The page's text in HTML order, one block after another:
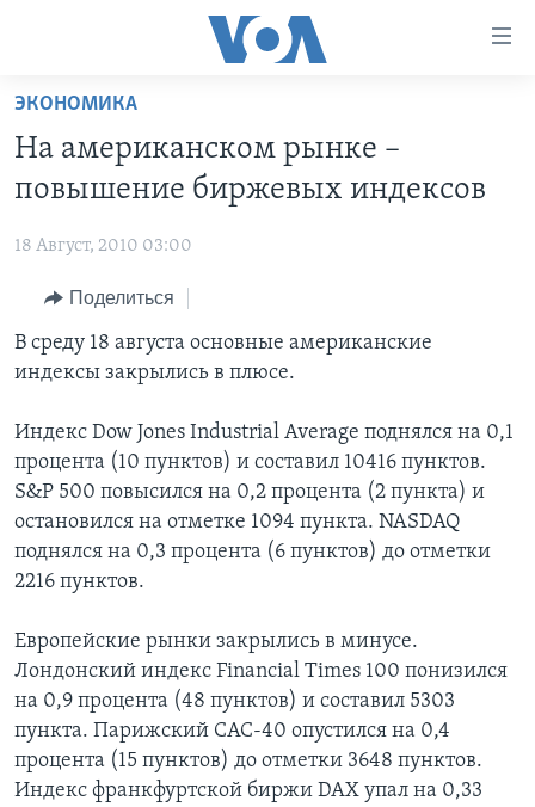
Перейти
основной
контент
навигации
Перейти
ПРОГРАММЫ
НОВОСТИ ЗА МИНУТУ
ИТОГИ
ПОЧЕМУ ЭТО ВАЖНО?
ДИСКУССИЯ VOA
ДЕТАЛИ
НЬЮ-ЙОРК NEW YORK
АМЕРИКА. БОЛЬШОЕ ПУТЕШЕСТВИЕ
УЧИМ АНГЛИЙСКИЙ
НАША АМЕРИКАНСКАЯ ИСТОРИЯ
А КАК В АМЕРИКЕ?
АРТЕФАКТЫ
АМЕРИКАНСКИЕ ГОРОДКИ
ТЕСТЫ
ЭКСПЕРТИЗА
ИНТЕРВЬЮ
ФАКТЫ ПРОТИВ ФЕЙКОВ
ЗА СВОБОДУ ПРЕССЫ
УЧИМ АНГЛИЙСКИЙ
ВИДЕО
ПОДПИСКА НА НОВОСТИ
Learning English
СОЦИАЛЬНЫЕ СЕТИ
Языки
ЭКОНОМИКА
На американском рынке –
повышение биржевых индексов
18 Август, 2010 03:00
Поделиться
В среду 18 августа основные американские
индексы закрылись в плюсе.
Индекс Dow Jones Industrial Average поднялся на 0,1
процента (10 пунктов) и составил 10416 пунктов.
S&P 500 повысился на 0,2 процента (2 пункта) и
остановился на отметке 1094 пункта. NASDAQ
поднялся на 0,3 процента (6 пунктов) до отметки
2216 пунктов.
Европейские рынки закрылись в минусе.
Лондонский индекс Financial Times 100 понизился
на 0,9 процента (48 пунктов) и составил 5303
пункта. Парижский CAC-40 опустился на 0,4
процента (15 пунктов) до отметки 3648 пунктов.
Индекс франкфуртской биржи DAX упал на 0,33